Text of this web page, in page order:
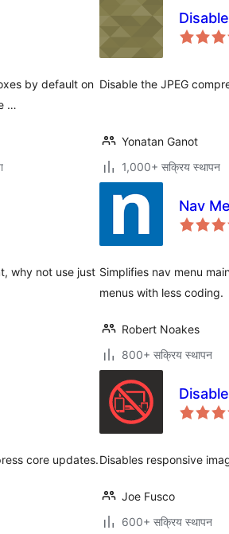
by default on
…
Disable the JPEG
Yonatan Ganot
1,000+ सक्रिय स्थापन
why not use just
Nav
Simplifies nav menu
menus with less coding.
Robert Noakes
800+ सक्रिय स्थापन
core updates.Disables responsive
Joe Fusco
600+ सक्रिय स्थापन